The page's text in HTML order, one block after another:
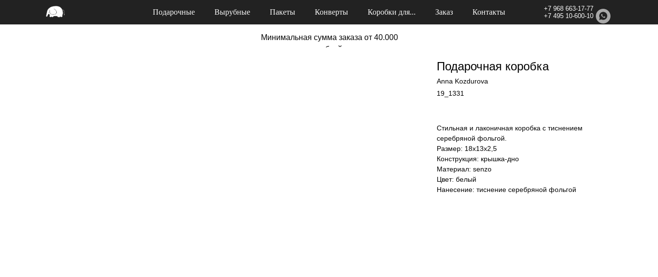
Минимальная сумма заказа от 40.000
рублей
Подарочные Вырубные Пакеты Конверты Коробки для... Заказ Контакты
+7 968 663-17-77
+7 495 10-600-10
Подарочная коробка
Anna Kozdurova
19_1331
Стильная и лаконичная коробка с тиснением
серебряной фольгой.
Размер: 18х13х2,5
Конструкция: крышка-дно
Материал: senzo
Цвет: белый
Нанесение: тиснение серебряной фольгой